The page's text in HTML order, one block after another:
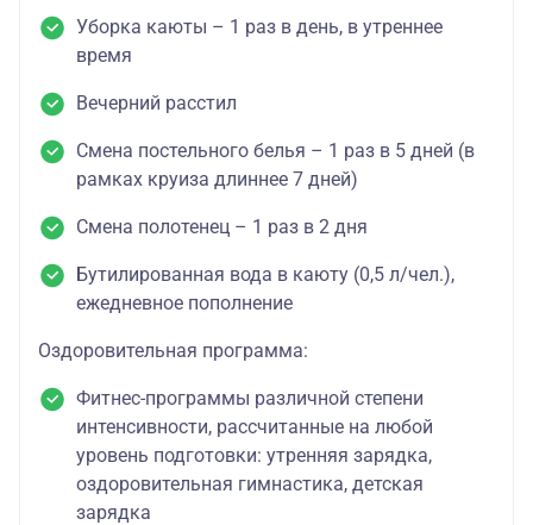
Уборка каюты – 1 раз в день, в утреннее
время
Вечерний расстил
Смена постельного белья – 1 раз в 5 дней (в
рамках круиза длиннее 7 дней)
Смена полотенец – 1 раз в 2 дня
Бутилированная вода в каюту (0,5 л/чел.),
ежедневное пополнение
Оздоровительная программа:
Фитнес-программы различной степени
интенсивности, рассчитанные на любой
уровень подготовки: утренняя зарядка,
оздоровительная гимнастика, детская
зарядка